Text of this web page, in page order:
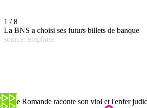
1 / 8
La BNS a choisi ses futurs billets de banque
source: emphase
Cette Romande raconte son viol et l'enfer